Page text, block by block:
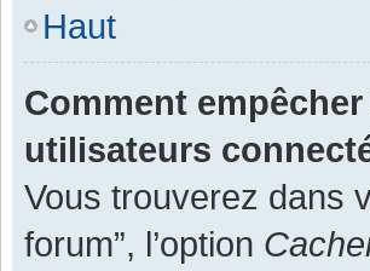
Haut
Comment
utilisateurs
Vous trouverez dans
forum”, l’option